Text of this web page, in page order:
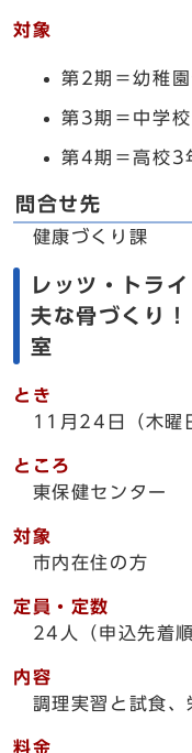
対象
第2期＝幼稚
第3期＝中学
第4期＝高校3
問合せ先
健康づくり課
レッツ・トラ
夫な骨づくり
室
とき
11月24日（木曜
ところ
東保健センター
対象
市内在住の方
定員・定数
24人（申込先着順
内容
調理実習と試食、
料金